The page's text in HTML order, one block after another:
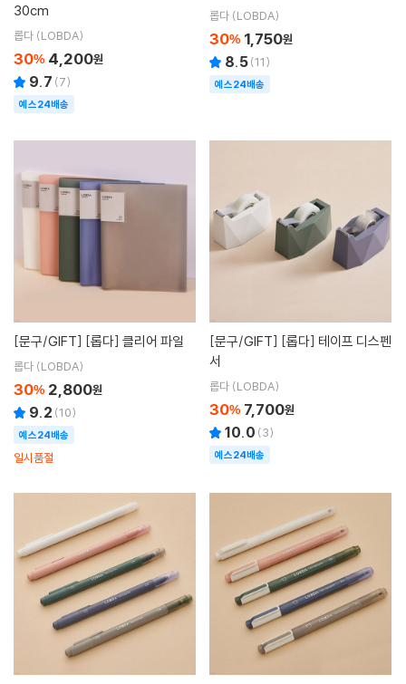
30cm
롭다 (LOBDA)
30% 4,200원
9.7 (7)
예스24배송
롭다 (LOBDA)
30% 1,750원
8.5(11)
예스24배송
[문구/GIFT] [롭다] 클리어 파일
롭다 (LOBDA)
30% 2,800원
9.2 (10)
예스24배송
일시품절
[문구/GIFT]
서
롭다 (LOBDA)
30% 7,700원
10.0 (3)
예스24배송